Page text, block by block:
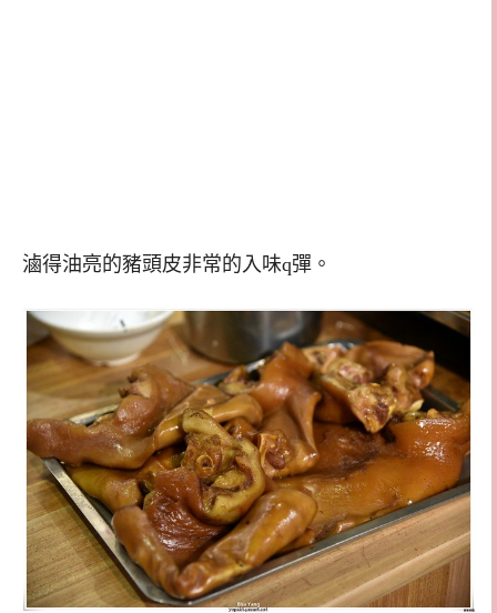
滷得油亮的豬頭皮非常的入味q彈。